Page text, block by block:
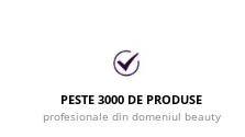
Accesorii coafor
Oglinzi
Piepteni
PESTE 3000 DE PRODUSE
profesionale din domeniul beauty